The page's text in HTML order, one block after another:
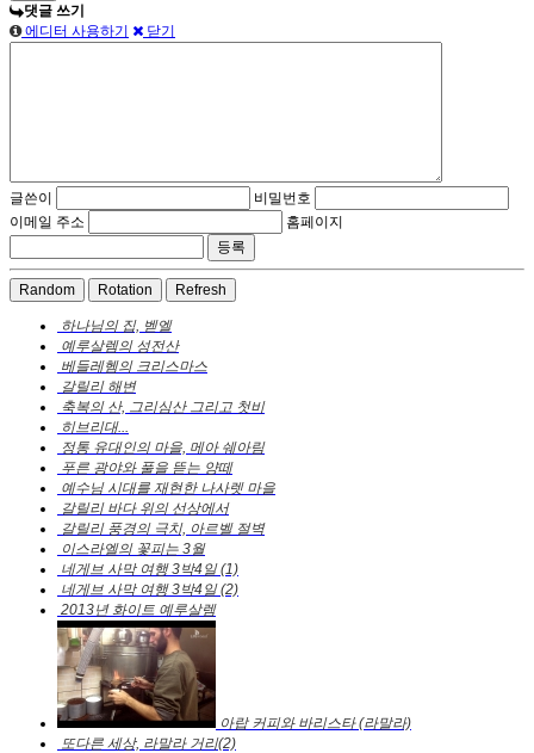
댓글 쓰기
에디터 사용하기
닫기
글쓴이
비밀번호
이메일 주소
홈페이지
Random Rotation Refresh
하나님의 집, 벧엘
예루살렘의 성전산
베들레헴의 크리스마스
갈릴리 해변
축복의 산, 그리심산 그리고 첫비
히브리대...
정통 유대인의 마을, 메아 쉐아림
푸른 광야와 풀을 뜯는 양떼
예수님 시대를 재현한 나사렛 마을
갈릴리 바다 위의 선상에서
갈릴리 풍경의 극치, 아르벨 절벽
이스라엘의 꽃피는 3월
네게브 사막 여행 3박4일 (1)
네게브 사막 여행 3박4일 (2)
2013년 화이트 예루살렘
아랍 커피와 바리스타 (라말라)
또다른 세상, 라말라 거리(2)